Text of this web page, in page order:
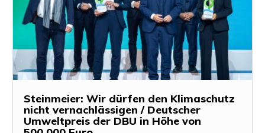
Steinmeier: Wir dürfen den Klimaschutz
nicht vernachlässigen / Deutscher
Umweltpreis der DBU in Höhe von